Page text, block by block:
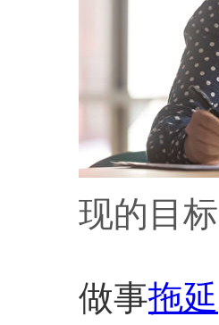
现的目
做事拖延